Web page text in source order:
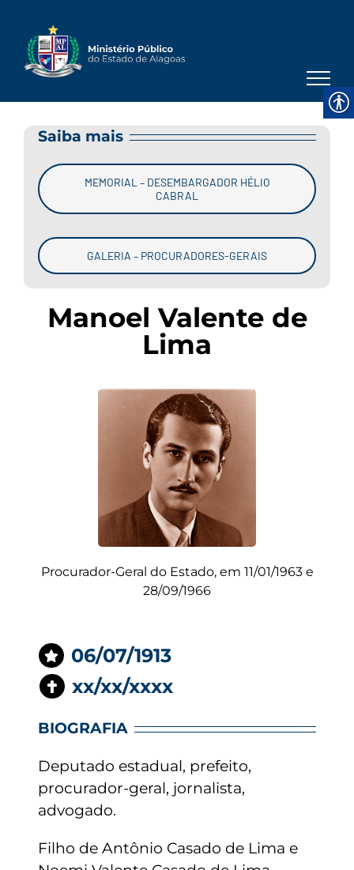
content
Saiba mais
MEMORIAL – DESEMBARGADOR HÉLIO
CABRAL
GALERIA – PROCURADORES-GERAIS
Manoel Valente de
Lima
Procurador-Geral do Estado, em 11/01/1963 e
28/09/1966
06/07/1913
xx/xx/xxxx
BIOGRAFIA
Deputado estadual, prefeito,
procurador-geral, jornalista,
advogado.
Filho de Antônio Casado de Lima e